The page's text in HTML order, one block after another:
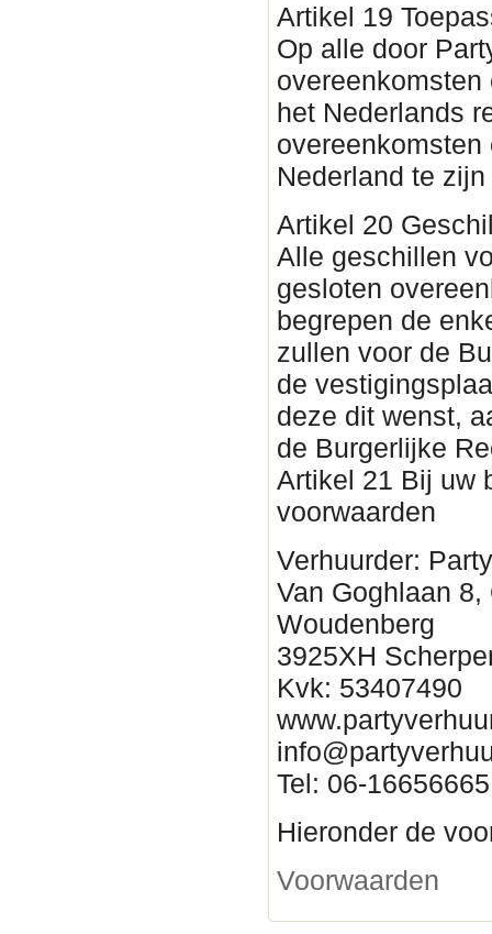
Artikel 19
Op alle door
het Nederlands
Nederland te
Artikel 20
Alle geschillen
gesloten
begrepen de
zullen voor de
de
deze dit wenst,
de Burgerlijke
Artikel 21 Bij uw
voorwaarden
Verhuurder:
Van Goghlaan
Woudenberg
3925XH
Kvk: 53407490
Tel: 06-16656665
Hieronder de
Voorwaarden